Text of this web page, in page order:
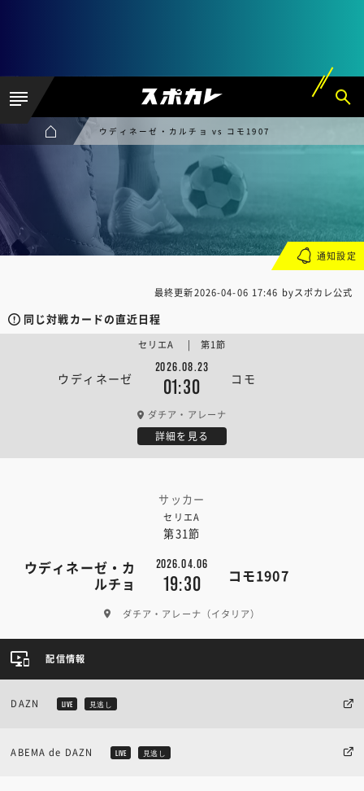
ウディネーゼ・カルチョ vs コモ1907
最終更新2026-04-06 17:46 byスポカレ公式
同じ対戦カードの直近日程
ウディネーゼ
2026.08.23
01:30 コモ
セリエA | 第1節
ダチア・アレーナ
詳細を見る
サッカー
セリエA
第31節
ウディネーゼ・カ
ルチョ
2026.04.06
19:30 コモ1907
ダチア・アレーナ（イタリア）
通知設定
配信情報
DAZN LIVE 見逃し
ABEMA de DAZN LIVE 見逃し